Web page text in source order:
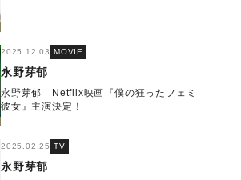
2025.12.03 MOVIE
永野芽郁
永野芽郁 Netflix映画『僕の狂ったフェミ
彼女』主演決定！
2025.02.25 TV
永野芽郁